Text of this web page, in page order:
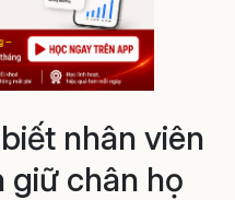
nhân viên
giữ chân họ